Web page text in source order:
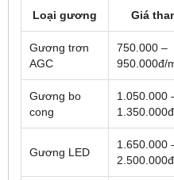
Loại gương Giá
Gương trơn
AGC
750.000 –
950.000đ/
Gương bo
cong
1.050.000
Gương LED
1.650.000